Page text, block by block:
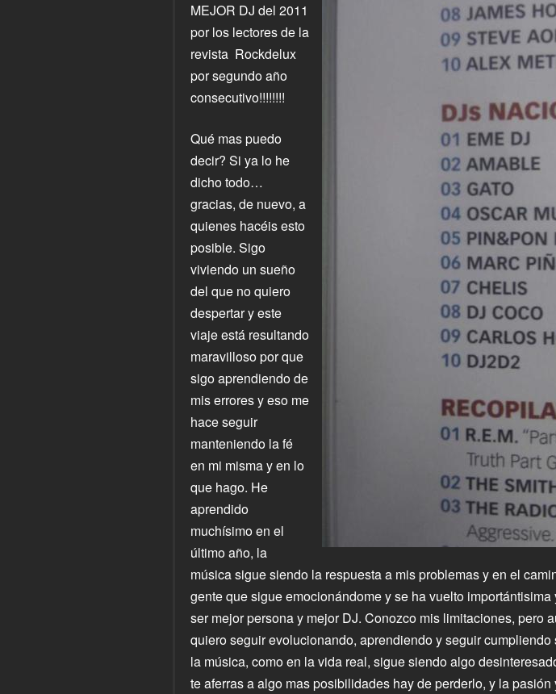
MEJOR DJ del 2011
por los lectores de la
revista Rockdelux
por segundo año
consecutivo!!!!!!!!
Qué mas puedo
decir? Si ya lo he
dicho todo…
gracias, de nuevo, a
quienes hacéis esto
posible. Sigo
viviendo un sueño
del que no quiero
despertar y este
viaje está resultando
maravilloso por que
sigo aprendiendo de
mis errores y eso me
hace seguir
manteniendo la fé
en mi misma y en lo
que hago. He
aprendido
muchísimo en el
último año, la
música sigue siendo la respuesta a mis problemas y en el
gente que sigue emocionándome y se ha vuelto
ser mejor persona y mejor DJ. Conozco mis limitaciones, pero
quiero seguir evolucionando, aprendiendo y seguir cumpliendo
la música, como en la vida real, sigue siendo algo
te aferras a algo mas posibilidades hay de perderlo, y la